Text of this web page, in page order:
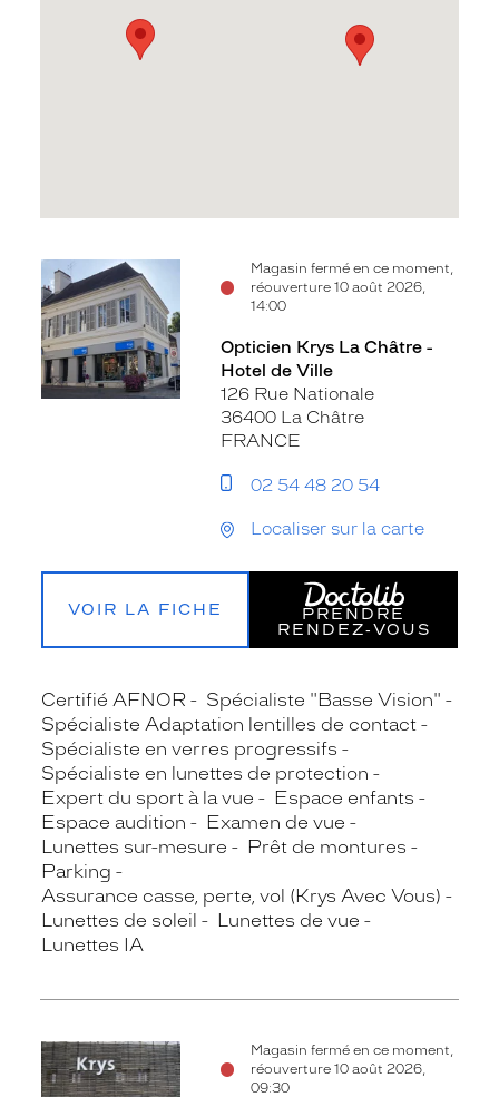
Magasin fermé en ce moment,
réouverture 10 août 2026,
14:00
Voir
la
fiche
Opticien Krys La Châtre -
Hotel de Ville
126 Rue Nationale
36400 La Châtre
FRANCE
02 54 48 20 54
Localiser sur la carte
VOIR LA FICHE
PRENDRE
RENDEZ‑VOUS
Certifié AFNOR
Spécialiste "Basse Vision"
Spécialiste Adaptation lentilles de contact
Spécialiste en verres progressifs
Spécialiste en lunettes de protection
Expert du sport à la vue
Espace enfants
Espace audition
Examen de vue
Lunettes sur-mesure
Prêt de montures
Parking
Assurance casse, perte, vol (Krys Avec Vous)
Lunettes de soleil
Lunettes de vue
Lunettes IA
Magasin fermé en ce moment,
réouverture 10 août 2026,
09:30
Voir
la
fiche